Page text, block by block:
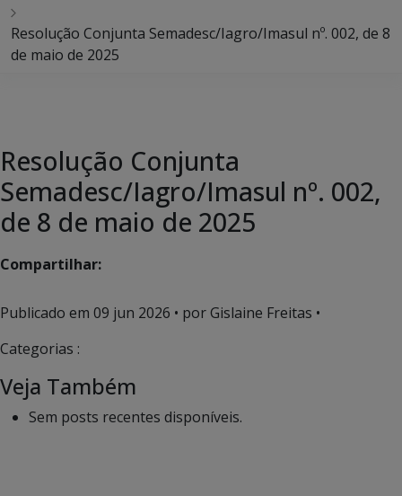
Resolução Conjunta Semadesc/Iagro/Imasul nº. 002, de 8
de maio de 2025
Resolução Conjunta
Semadesc/Iagro/Imasul nº. 002,
de 8 de maio de 2025
Compartilhar:
Publicado em 09 jun 2026 • por Gislaine Freitas •
Categorias :
Veja Também
Sem posts recentes disponíveis.